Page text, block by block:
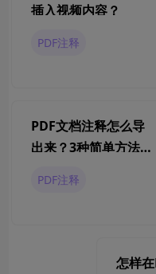
插入视频内容？
PDF注释
PDF文档注释怎么导
出来？3种简单方法轻
PDF注释
怎样